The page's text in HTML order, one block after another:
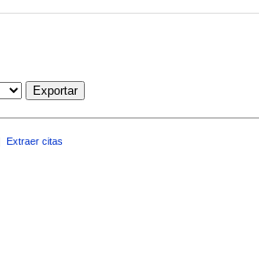
Exportar
Extraer citas